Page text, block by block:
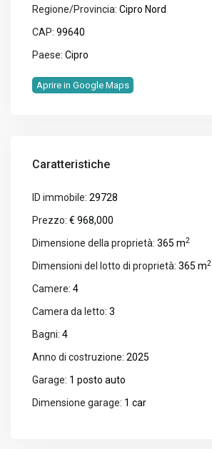
Regione/Provincia: Cipro Nord
CAP: 99640
Paese: Cipro
Aprire in Google Maps
Caratteristiche
ID immobile: 29728
Prezzo: € 968,000
Dimensione della proprietà: 365 m2
Dimensioni del lotto di proprietà: 365 m2
Camere: 4
Camera da letto: 3
Bagni: 4
Anno di costruzione: 2025
Garage: 1 posto auto
Dimensione garage: 1 car